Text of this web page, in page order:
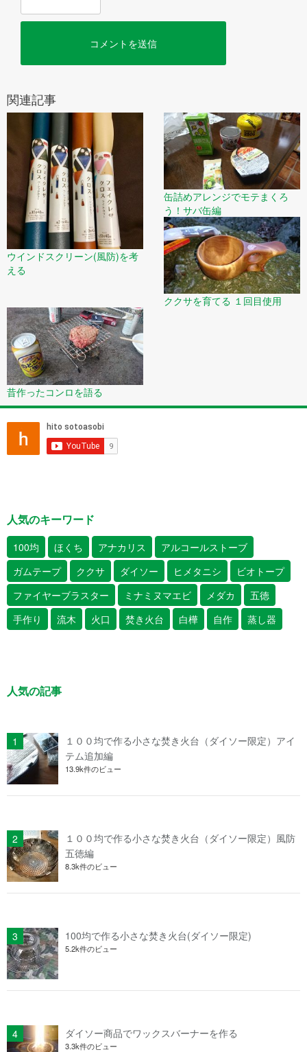
関連記事
ウインドスクリーン(風防)を考
える
缶詰めアレンジでモテまくろ
う！サバ缶編
ククサを育てる １回目使用
昔作ったコンロを語る
人気のキーワード
100均 ほくち アナカリス
アルコールストーブ
ガムテープ
ククサ ダイソー ヒメタニシ
ビオトープ
ファイヤーブラスター
ミナミヌマエビ メダカ
五徳
手作り
流木 火口 焚き火台 白樺 自作 蒸し器
人気の記事
１００均で作る小さな焚き火台（ダイソー限定）アイ
テム追加編
13.9k件のビュー
１００均で作る小さな焚き火台（ダイソー限定）風防
五徳編
8.3k件のビュー
100均で作る小さな焚き火台(ダイソー限定)
5.2k件のビュー
ダイソー商品でワックスバーナーを作る
3.3k件のビュー